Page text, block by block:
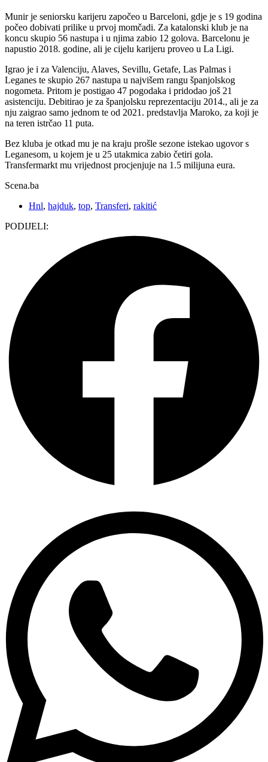
Munir je seniorsku karijeru započeo u Barceloni, gdje je s 19 godina
počeo dobivati prilike u prvoj momčadi. Za katalonski klub je na
koncu skupio 56 nastupa i u njima zabio 12 golova. Barcelonu je
napustio 2018. godine, ali je cijelu karijeru proveo u La Ligi.
Igrao je i za Valenciju, Alaves, Sevillu, Getafe, Las Palmas i
Leganes te skupio 267 nastupa u najvišem rangu španjolskog
nogometa. Pritom je postigao 47 pogodaka i pridodao još 21
asistenciju. Debitirao je za španjolsku reprezentaciju 2014., ali je za
nju zaigrao samo jednom te od 2021. predstavlja Maroko, za koji je
na teren istrčao 11 puta.
Bez kluba je otkad mu je na kraju prošle sezone istekao ugovor s
Leganesom, u kojem je u 25 utakmica zabio četiri gola.
Transfermarkt mu vrijednost procjenjuje na 1.5 milijuna eura.
Scena.ba
Hnl, hajduk, top, Transferi, rakitić
PODIJELI: